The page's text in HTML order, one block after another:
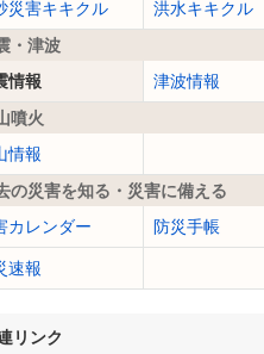
災害キキクル
洪水キキクル
・津波
情報
津波情報
噴火
情報
の災害を知る・災害に備える
カレンダー
防災手帳
速報
リンク